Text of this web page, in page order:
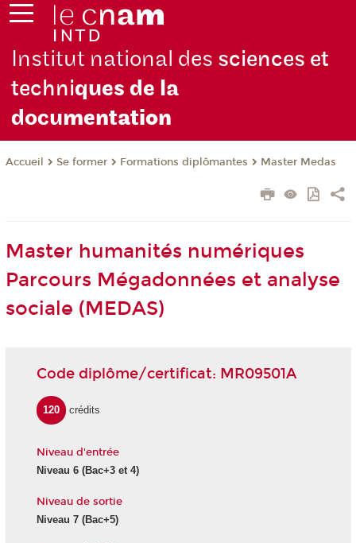
Institut national des sciences et
techniques de la
documentation
Accueil Se former Formations diplômantes Master Medas
Master humanités numériques
Parcours Mégadonnées et analyse
sociale (MEDAS)
Code diplôme/certificat: MR09501A
120 crédits
Niveau d'entrée
Niveau 6(Bac+3 et 4)
Niveau de sortie
Niveau 7(Bac+5)